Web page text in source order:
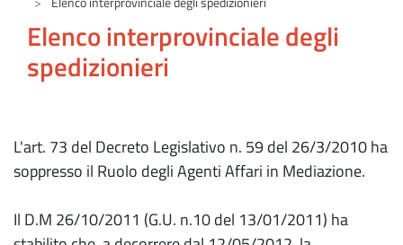
Elenco interprovinciale degli
spedizionieri
L'art. 73 del Decreto Legislativo n. 59 del 26/3/2010 ha
soppresso il Ruolo degli Agenti Affari in Mediazione.
Il D.M 26/10/2011 (G.U. n.10 del 13/01/2011) ha